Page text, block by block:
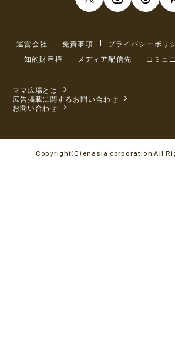
運営会社 免責事項 プライバシーポリ
知的財産権
メディア配信先 コミュ
ママ広場とは
広告掲載に関するお問い合わせ
お問い合わせ
Copyright(C) enasia corporation All